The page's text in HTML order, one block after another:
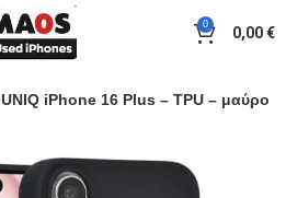
0 0,00€
UNIQ iPhone 16 Plus – TPU – μαύρο